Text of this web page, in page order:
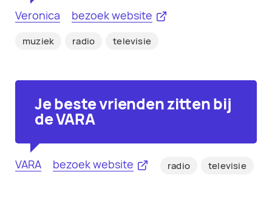
Veronica bezoek website
muziek radio televisie
Je beste vrienden zitten bij
de VARA
VARA bezoek website radio televisie